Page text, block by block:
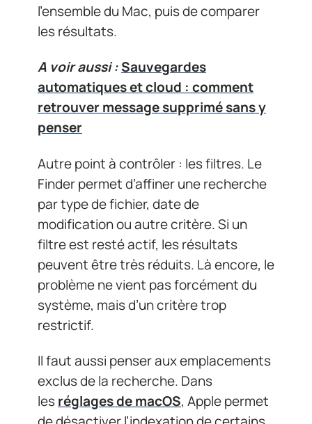
l’ensemble du Mac, puis de comparer
les résultats.
A voir aussi :Sauvegardes
automatiques et cloud : comment
retrouver message supprimé sans y
penser
Autre point à contrôler : les filtres. Le
Finder permet d’affiner une recherche
par type de fichier, date de
modification ou autre critère. Si un
filtre est resté actif, les résultats
peuvent être très réduits. Là encore, le
problème ne vient pas forcément du
système, mais d’un critère trop
restrictif.
Il faut aussi penser aux emplacements
exclus de la recherche. Dans
lesréglages de macOS, Apple permet